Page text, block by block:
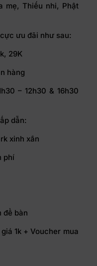
mẹ, Thiếu nhi, Phật
ưu đãi như sau:
29K
hàng
– 12h30 & 16h30
dẫn:
xinh xắn
phí
để bàn
1k + Voucher mua